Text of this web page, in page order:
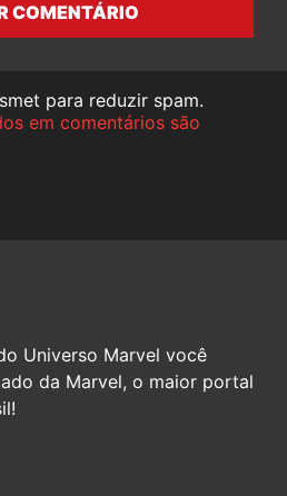
COMENTÁRIO
para reduzir spam.
em comentários são
Universo Marvel você
da Marvel, o maior portal